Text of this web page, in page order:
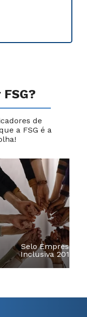
de
a FSG é a
Selo Empresa
Inclusiva 2016